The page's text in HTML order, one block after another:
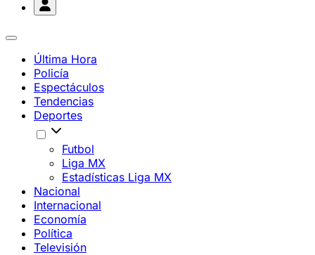
Última Hora
Policía
Espectáculos
Tendencias
Deportes
Futbol
Liga MX
Estadísticas Liga MX
Nacional
Internacional
Economía
Política
Televisión